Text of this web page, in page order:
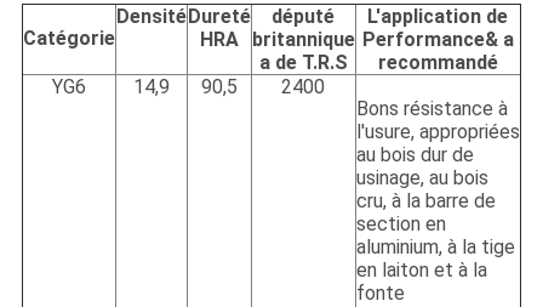
Catégorie
Densité Dureté
HRA
député
britannique
a de T.R.S
L'application de
Performance& a
recommandé
YG6
14,9 90,5
2400
Bons résistance à
l'usure, appropriées
au bois dur de
usinage, au bois
cru, à la barre de
section en
aluminium, à la tige
en laiton et à la
fonte